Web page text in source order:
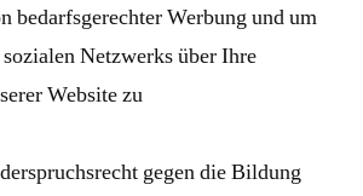
bedarfsgerechter Werbung und um
Netzwerks über Ihre
Website zu
gegen die Bildung